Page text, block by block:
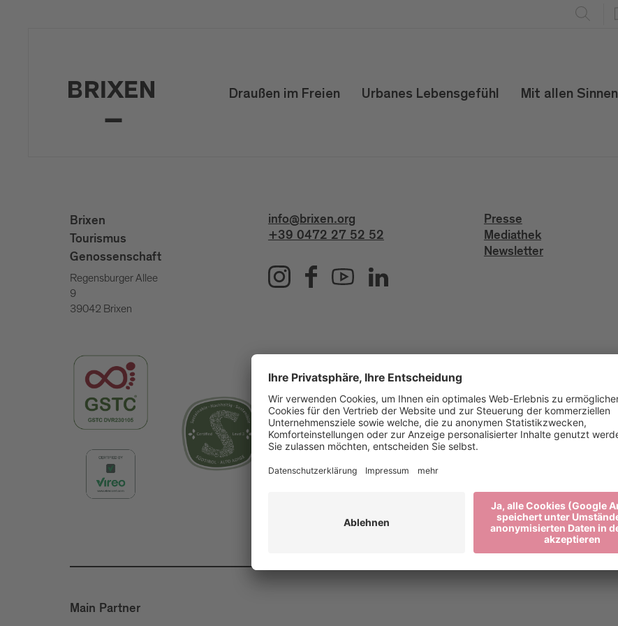
Draußen im Freien Urbanes Lebensgefühl Mit allen Sinnen
Brixen
Tourismus
Genossenschaft
Regensburger Allee
9
39042 Brixen
info@brixen.org
+39 0472 27 52 52
Presse
Mediathek
Newsletter
Main Partner